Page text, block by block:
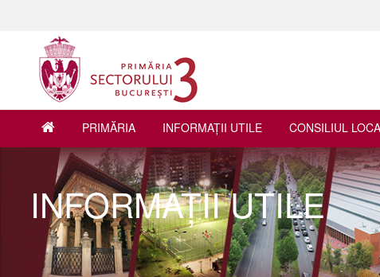
PRIMĂRIA INFORMAŢII UTILE CONSILIUL
INFORMAŢII UTILE